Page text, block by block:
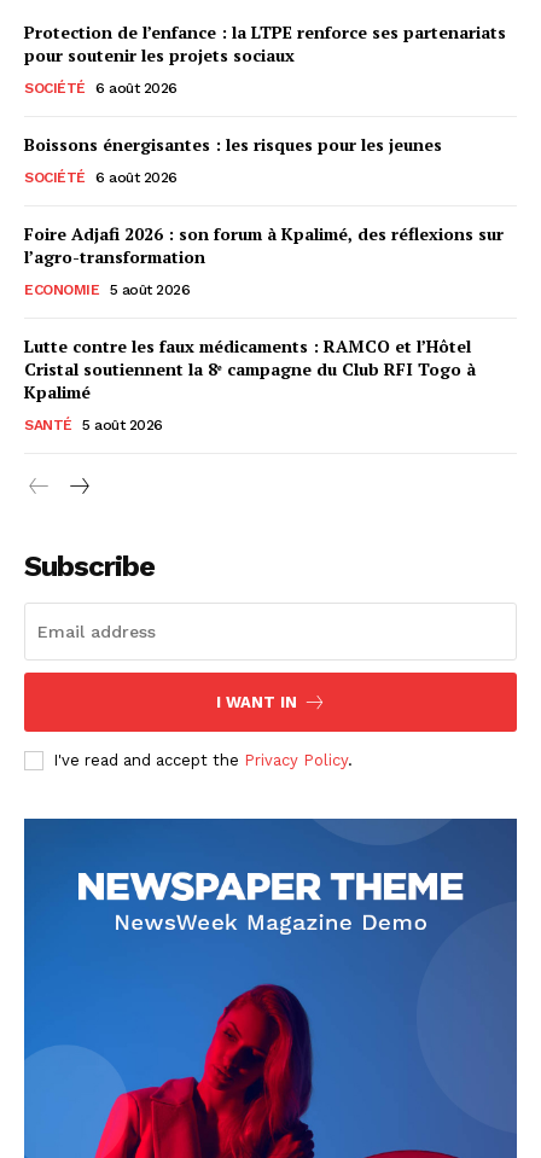
Protection de l’enfance : la LTPE renforce ses partenariats
pour soutenir les projets sociaux
SOCIÉTÉ 6 août 2026
Boissons énergisantes : les risques pour les jeunes
SOCIÉTÉ 6 août 2026
Foire Adjafi 2026 : son forum à Kpalimé, des réflexions sur
l’agro-transformation
ECONOMIE 5 août 2026
Lutte contre les faux médicaments : RAMCO et l’Hôtel
Cristal soutiennent la 8ᵉ campagne du Club RFI Togo à
Kpalimé
SANTÉ 5 août 2026
Subscribe
I WANT IN
I've read and accept the Privacy Policy.